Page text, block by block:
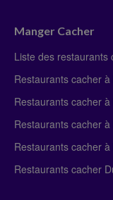
Manger Cacher
Liste des restaurants
Restaurants cacher à
Restaurants cacher à
Restaurants cacher à
Restaurants cacher à
Restaurants cacher